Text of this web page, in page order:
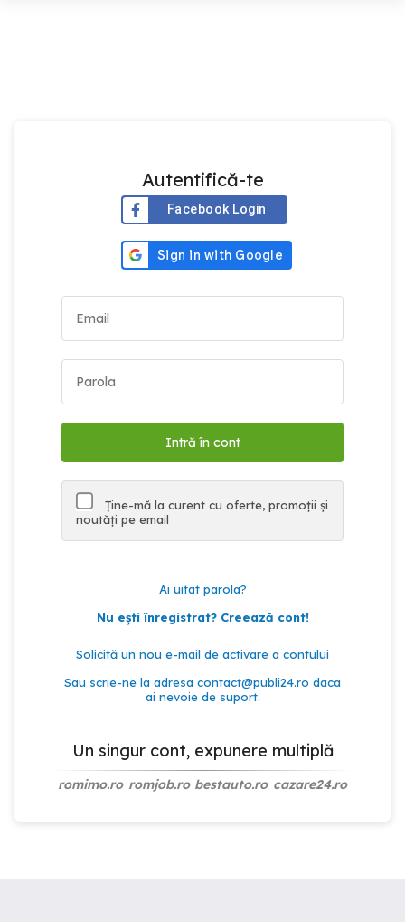
Autentifică-te
Facebook Login
Ține-mă la curent cu oferte, promoții și
noutăți pe email
Ai uitat parola?
Nu ești înregistrat? Creează cont!
Solicită un nou e-mail de activare a contului
Sau scrie-ne la adresa contact@publi24.ro daca
ai nevoie de suport.
Un singur cont, expunere multiplă
romimo.ro romjob.ro bestauto.ro cazare24.ro